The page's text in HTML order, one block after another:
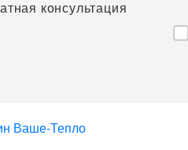
консультация